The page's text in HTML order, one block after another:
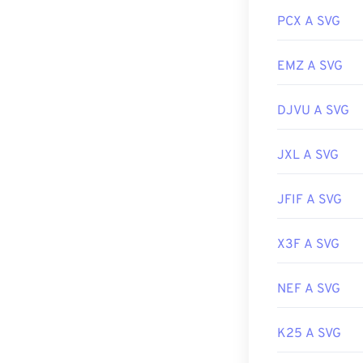
Sviluppato da:
https://
PCX A SVG
EMZ A SVG
DJVU A SVG
JXL A SVG
JFIF A SVG
X3F A SVG
NEF A SVG
K25 A SVG